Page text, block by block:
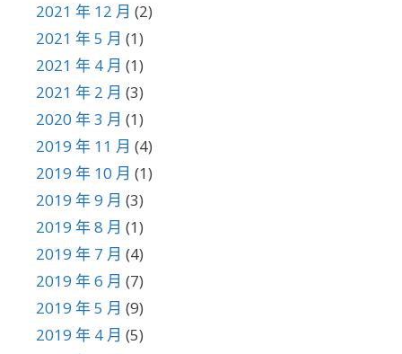
2021 年 12 月 (2)
2021 年 5 月 (1)
2021 年 4 月 (1)
2021 年 2 月 (3)
2020 年 3 月 (1)
2019 年 11 月 (4)
2019 年 10 月 (1)
2019 年 9 月 (3)
2019 年 8 月 (1)
2019 年 7 月 (4)
2019 年 6 月 (7)
2019 年 5 月 (9)
2019 年 4 月 (5)